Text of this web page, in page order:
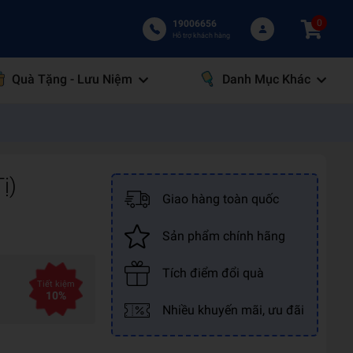
19006656
Hỗ trợ khách hàng
0
Quà Tặng - Lưu Niệm Danh Mục Khác
Tiết kiệm
10%
Giao hàng toàn quốc
Sản phẩm chính hãng
Tích điểm đổi quà
Nhiều khuyến mãi, ưu đãi